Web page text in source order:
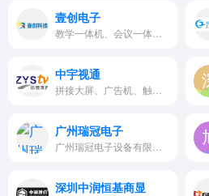
壹创电子
中宇视通
广州瑞冠电子
深圳中润恒基商显